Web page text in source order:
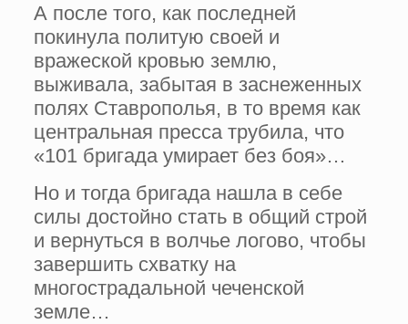
А после того, как последней
покинула политую своей и
вражеской кровью землю,
выживала, забытая в заснеженных
полях Ставрополья, в то время как
центральная пресса трубила, что
«101 бригада умирает без боя»…
Но и тогда бригада нашла в себе
силы достойно стать в общий строй
и вернуться в волчье логово, чтобы
завершить схватку на
многострадальной чеченской
земле…